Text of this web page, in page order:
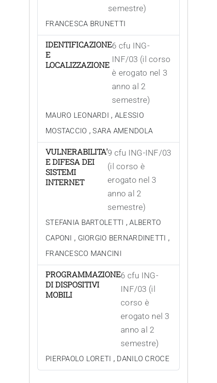
semestre)
FRANCESCA BRUNETTI
IDENTIFICAZIONE
E
LOCALIZZAZIONE
6 cfu ING-
INF/03 (il corso
è erogato nel 3
anno al 2
semestre)
MAURO LEONARDI , ALESSIO
MOSTACCIO ,SARA AMENDOLA
VULNERABILITA'
E DIFESA DEI
SISTEMI
INTERNET
9 cfu ING-INF/03
(il corso è
erogato nel 3
anno al 2
semestre)
STEFANIA BARTOLETTI ,ALBERTO
CAPONI , GIORGIO BERNARDINETTI ,
FRANCESCO MANCINI
PROGRAMMAZIONE
DI DISPOSITIVI
MOBILI
6 cfu ING-
INF/03 (il
corso è
erogato nel 3
anno al 2
semestre)
PIERPAOLO LORETI , DANILO CROCE